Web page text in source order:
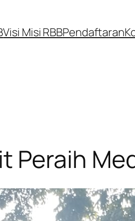
Visi Misi RBBPendaftaran
Peraih